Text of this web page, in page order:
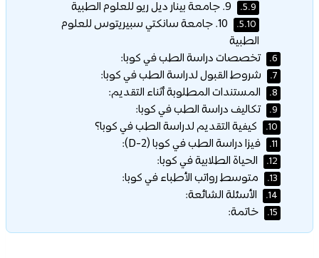
5.9.
5.10.
10. جامعة سانكتي سبيريتوس للعلوم
الطبية
6. تخصصات دراسة الطب في كوبا:
7. شروط القبول لدراسة الطب في كوبا:
8. المستندات المطلوبة أثناء التقديم:
9. تكاليف دراسة الطب في كوبا:
10. كيفية التقديم لدراسة الطب في كوبا؟
11. فيزا دراسة الطب في كوبا (D-2):
12. الحياة الطلابية في كوبا:
13. متوسط رواتب الأطباء في كوبا:
14. الأسئلة الشائعة:
15. خاتمة: